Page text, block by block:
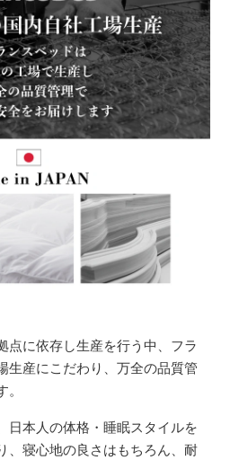
点に依存し生産を行う中、フラ
生産にこだわり、万全の品質管
日本人の体格・睡眠スタイルを
、寝心地の良さはもちろん、耐